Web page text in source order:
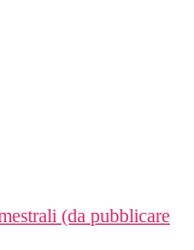
(da pubblicare